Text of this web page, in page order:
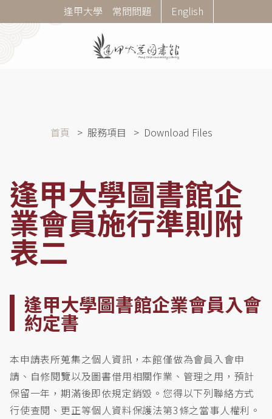
至
Corner
Menu
逢甲大學 常問問題 English
首頁 服務項目 Download Files
逢甲大學圖書館企
業會員施行準則附
表二
逢甲大學圖書館企業會員入會
約定書
本申請表所蒐集之個人資訊，本館僅做為會員入會申
請、自修閱覽以及圖書借用相關作業、管理之用，預計
保留一年，期滿後即依規定銷毀。您得以下列聯絡方式
行使查閱、更正等個人資料保護法第3條之當事人權利。